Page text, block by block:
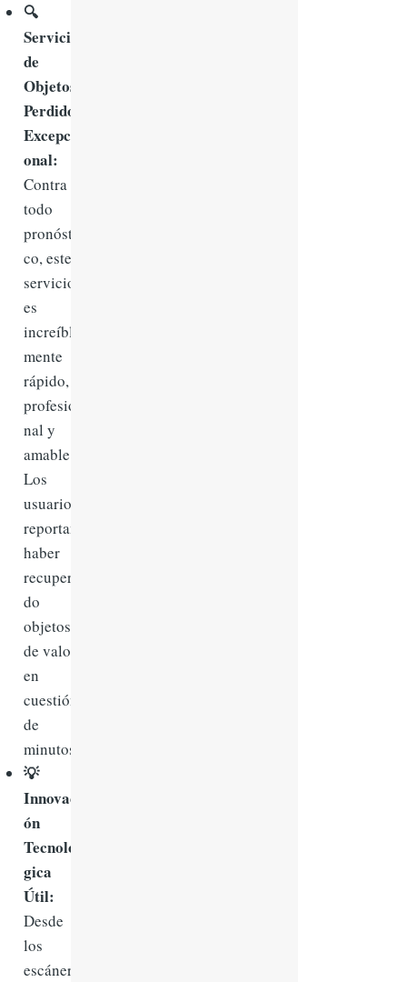
🔍
Servicio
de
Objetos
Perdidos
Excepci
onal:
Contra
todo
pronósti
co, este
servicio
es
increíble
mente
rápido,
profesio
nal y
amable.
Los
usuarios
reportan
haber
recupera
do
objetos
de valor
en
cuestión
de
minutos.
💡
Innovaci
ón
Tecnoló
gica
Útil:
Desde
los
escánere